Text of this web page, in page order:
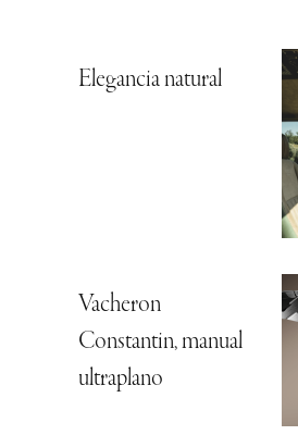
Elegancia natural
Vacheron
Constantin, manual
ultraplano